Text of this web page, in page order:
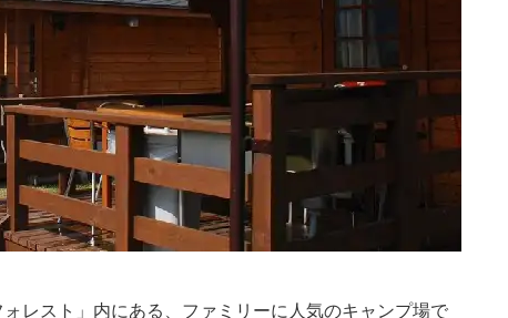
レスト」内にある、ファミリーに人気のキャンプ場で